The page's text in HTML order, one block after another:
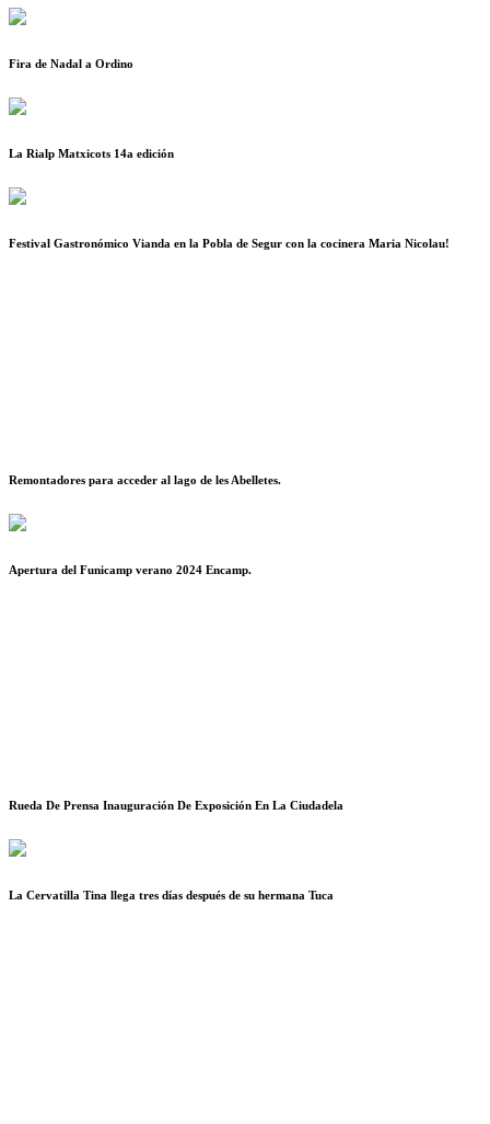
Fira de Nadal a Ordino
La Rialp Matxicots 14a edición
Festival Gastronómico Vianda en la Pobla de Segur con la cocinera Maria Nicolau!
Remontadores para acceder al lago de les Abelletes.
Apertura del Funicamp verano 2024 Encamp.
Rueda De Prensa Inauguración De Exposición En La Ciudadela
La Cervatilla Tina llega tres días después de su hermana Tuca